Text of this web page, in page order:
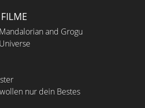
and Grogu
nur dein Bestes